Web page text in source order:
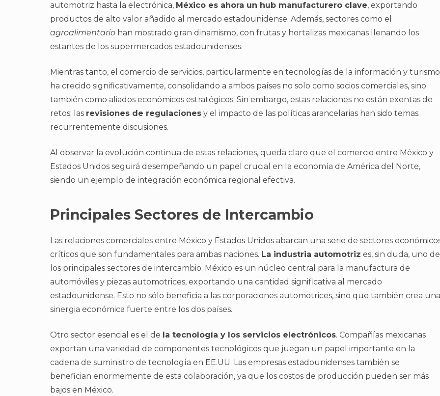
automotriz hasta la electrónica, México es ahora un hub manufacturero clave, exportando
productos de alto valor añadido al mercado estadounidense. Además, sectores como el
agroalimentario han mostrado gran dinamismo, con frutas y hortalizas mexicanas llenando los
estantes de los supermercados estadounidenses.
Mientras tanto, el comercio de servicios, particularmente en tecnologías de la información y
ha crecido significativamente, consolidando a ambos países no solo como socios comerciales, sino
también como aliados económicos estratégicos. Sin embargo, estas relaciones no están exentas de
retos; las revisiones de regulaciones y el impacto de las políticas arancelarias han sido temas
recurrentemente discusiones.
Al observar la evolución continua de estas relaciones, queda claro que el comercio entre México y
Estados Unidos seguirá desempeñando un papel crucial en la economía de América del Norte,
siendo un ejemplo de integración económica regional efectiva.
Principales Sectores de Intercambio
Las relaciones comerciales entre México y Estados Unidos abarcan una serie de sectores
críticos que son fundamentales para ambas naciones. La industria automotriz es, sin duda, uno de
los principales sectores de intercambio. México es un núcleo central para la manufactura de
automóviles y piezas automotrices, exportando una cantidad significativa al mercado
estadounidense. Esto no sólo beneficia a las corporaciones automotrices, sino que también crea una
sinergia económica fuerte entre los dos países.
Otro sector esencial es el de la tecnología y los servicios electrónicos. Compañías mexicanas
exportan una variedad de componentes tecnológicos que juegan un papel importante en la
cadena de suministro de tecnología en EE.UU. Las empresas estadounidenses también se
benefician enormemente de esta colaboración, ya que los costos de producción pueden ser más
bajos en México.